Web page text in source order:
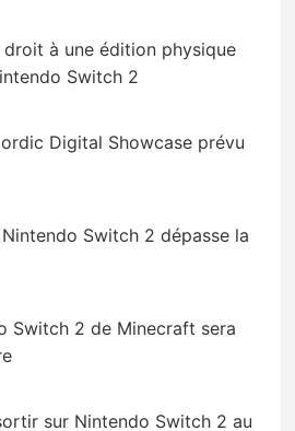
à une édition physique
Switch 2
Digital Showcase prévu
Switch 2 dépasse la
Switch 2 de Minecraft sera
sur Nintendo Switch 2 au